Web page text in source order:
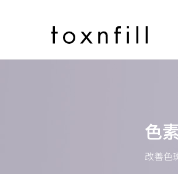
色
改善色